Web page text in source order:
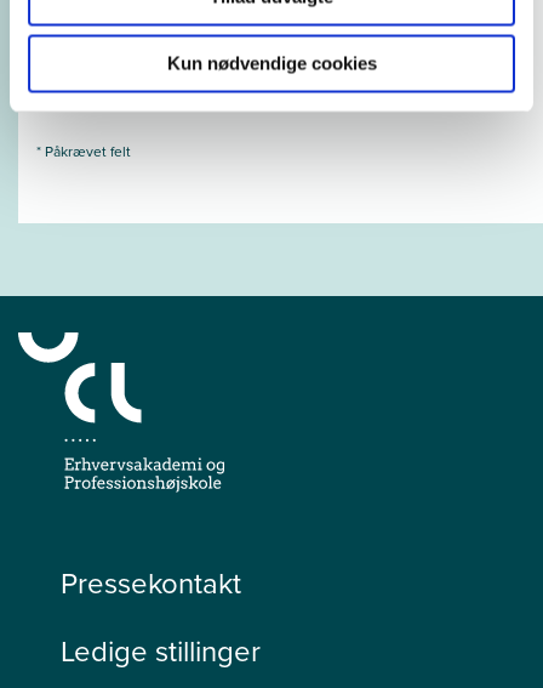
Kun nødvendige cookies
Næste
* Påkrævet felt
Pressekontakt
Ledige stillinger